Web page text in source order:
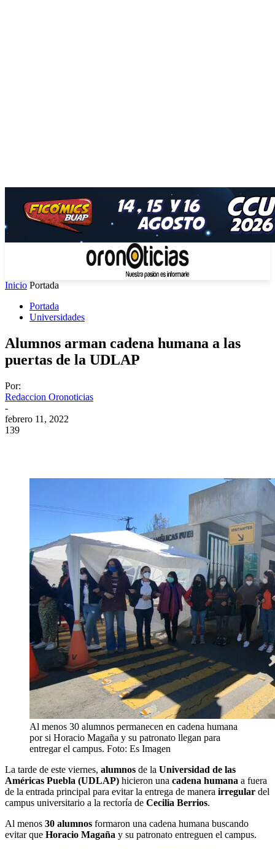
Inicio Portada
Portada
Universidades
Alumnos arman cadena humana a las
puertas de la UDLAP
Por:
Redaccion Oronoticias
-
febrero 11, 2022
139
Al menos 30 alumnos permanecen en cadena humana
por si Horacio Magaña y su patronato llegan para
entregar el campus. Foto: Es Imagen
La tarde de este viernes, alumnos de la Universidad de las
Américas Puebla (UDLAP) hicieron una cadena humana a fuera
de la entrada principal para evitar la entrega de manera irregular del
campus universitario a la rectoría de Cecilia Berrios.
Al menos 30 alumnos formaron una cadena humana buscando
evitar que Horacio Magaña y su patronato entreguen el campus.